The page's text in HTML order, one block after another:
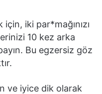
iki par*mağınızı
10 kez arka
Bu egzersiz göz
ve iyice dik olarak